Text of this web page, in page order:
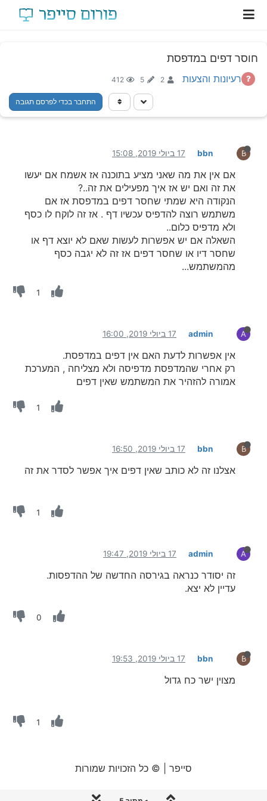
חוסר דפים במדפסת
רעיונות והצעות 2
5
412
התחבר בכדי לפרסם תגובה
B
bbn 17 ביולי 2019, 15:08
אם אין את מה שאני מציע בתוכנה אז אשמח אם יעשו
את זה ואם יש אז איך מפעילים את זה..?
הנקודה היא שמתי שחסר דפים במדפסת אז אם
משתמש רוצה להדפיס עכשיו דף . אז זה לוקח לו כסף
ולא מדפיס כלום..
השאלה אם יש אפשרות לעשות שאם לא יוצא דף או
שחסר דיו או שחסר דפים אז זה לא יגבה כסף
מהמשתמש...
1
A
admin 17 ביולי 2019, 16:00
אין אפשרות לדעת האם אין דפים במדפסת.
רק אחרי שהמדפסת מדפיסה ולא מצליחה , המערכת
אמורה להזהיר את המשתמש שאין דפים
1
B
bbn 17 ביולי 2019, 16:50
אצלנו זה לא כותב שאין דפים איך אפשר לסדר את זה
1
A
admin 17 ביולי 2019, 19:47
זה יסודר כנראה בגירסה החדשה של ההדפסות.
עדיין לא יצא.
0
B
bbn 17 ביולי 2019, 19:53
מצוין ישר כח גדול
1
סייפר | © כל הזכויות שמורות